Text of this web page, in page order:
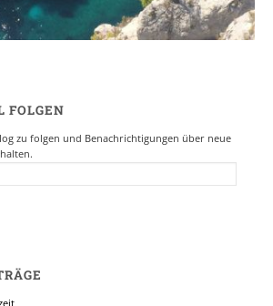
FOLGEN
zu folgen und Benachrichtigungen über neue